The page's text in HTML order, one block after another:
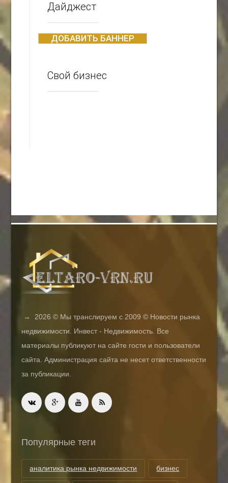
Дайджест
ДОБАВИТЬ БАННЕР
Свой бизнес
→ 2026 © Мы транслируем с 2009 © Новости рынка
недвижимости. Инвест - Недвижимость. Все
материалы публикуют на сайте гости и пользователи
сайта. Администрация сайта не несет ответственности
за публикации.
Популярные теги
аналитика рынка недвижимости бизнес